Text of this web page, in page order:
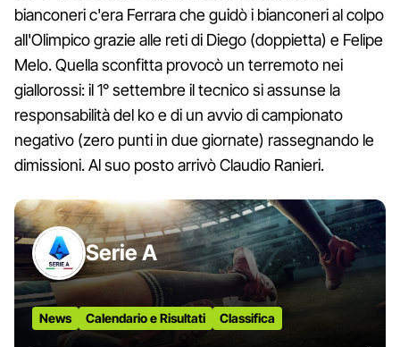
bianconeri c'era Ferrara che guidò i bianconeri al colpo
all'Olimpico grazie alle reti di Diego (doppietta) e Felipe
Melo. Quella sconfitta provocò un terremoto nei
giallorossi: il 1° settembre il tecnico si assunse la
responsabilità del ko e di un avvio di campionato
negativo (zero punti in due giornate) rassegnando le
dimissioni. Al suo posto arrivò Claudio Ranieri.
Serie A
News Calendario e Risultati Classifica